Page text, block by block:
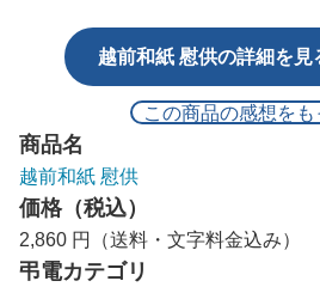
越前和紙 慰供の詳細を見
この商品の感想をも
商品名
越前和紙 慰供
価格（税込）
2,860 円（送料・文字料金込み）
弔電カテゴリ